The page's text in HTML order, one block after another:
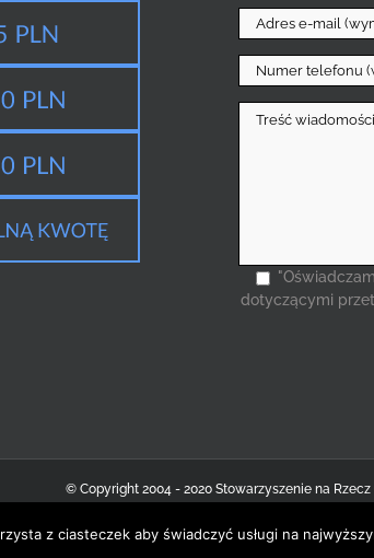
dotyczącymi
© Copyright 2004 - 2020 Stowarzyszenie na
z ciasteczek aby świadczyć usługi na